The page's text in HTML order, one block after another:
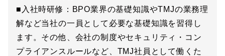
■入社時研修：BPO業界の基礎知識やTMJの業務理
解など当社の一員として必要な基礎知識を習得し
ます。その他、会社の制度やセキュリティ・コン
プライアンスルールなど、TMJ社員として働くた